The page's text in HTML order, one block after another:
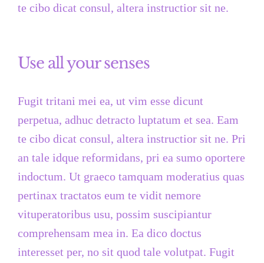
te cibo dicat consul, altera instructior sit ne.
Use all your senses
Fugit tritani mei ea, ut vim esse dicunt
perpetua, adhuc detracto luptatum et sea. Eam
te cibo dicat consul, altera instructior sit ne. Pri
an tale idque reformidans, pri ea sumo oportere
indoctum. Ut graeco tamquam moderatius quas
pertinax tractatos eum te vidit nemore
vituperatoribus usu, possim suscipiantur
comprehensam mea in. Ea dico doctus
interesset per, no sit quod tale volutpat. Fugit